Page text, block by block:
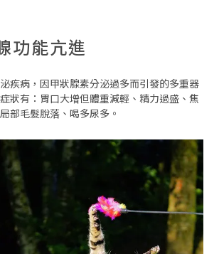
功能亢進
疾病，因甲狀腺素分泌過多而引發的多重器
狀有：胃口大增但體重減輕、精力過盛、焦
部毛髮脫落、喝多尿多。